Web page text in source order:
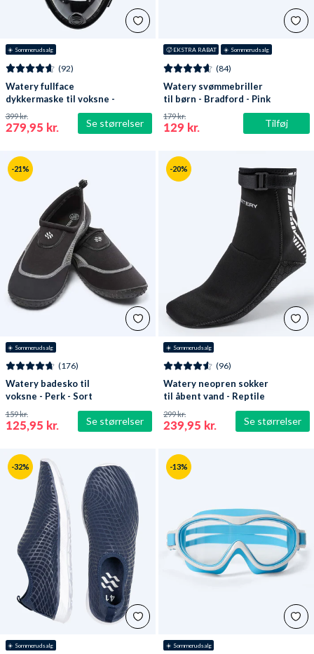
☀️ Sommerudsalg
Se størrelser
(92)
Watery fullface
dykkermaske til voksne -
Oxygen - Sort
279,95 kr.
399 kr.
🥵 EKSTRA RABAT ☀️ Sommerudsalg
Tilføj
(84)
Watery svømmebriller
til børn - Bradford - Pink
129 kr.
179 kr.
-21%
☀️ Sommerudsalg
Se størrelser
(176)
Watery badesko til
voksne - Perk - Sort
125,95 kr.
159 kr.
-20%
☀️ Sommerudsalg
Se størrelser
(96)
Watery neopren sokker
til åbent vand - Reptile
(3 mm) - Sort
239,95 kr.
299 kr.
-32%
☀️ Sommerudsalg
-13%
☀️ Sommerudsalg